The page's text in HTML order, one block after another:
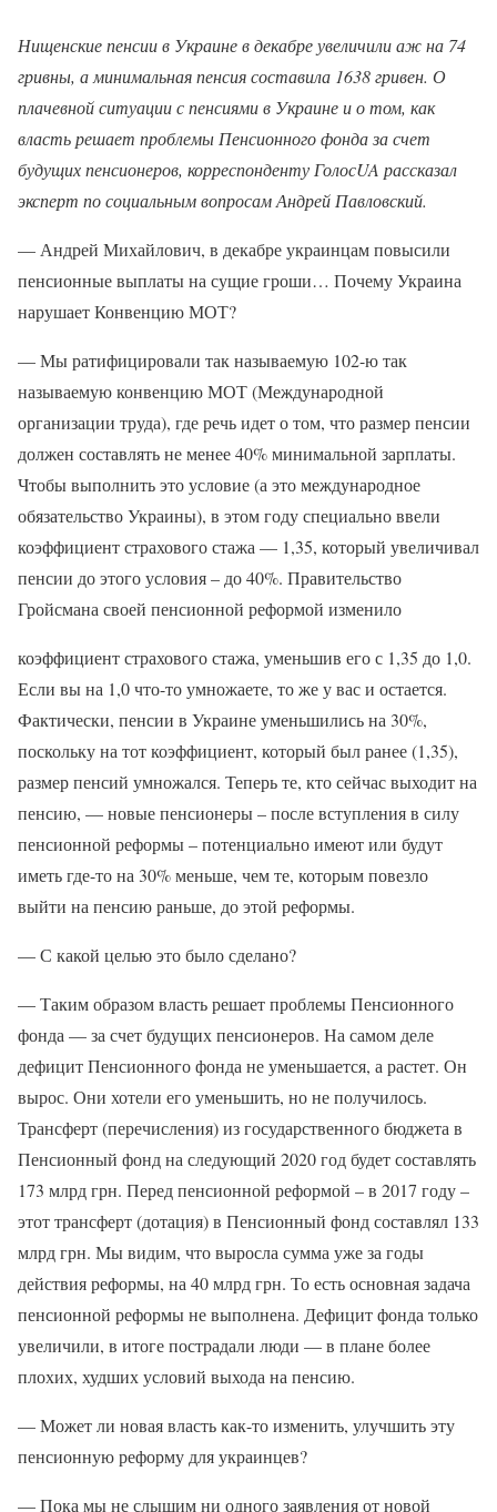
Нищенские пенсии в Украине в декабре увеличили аж на 74
гривны, а минимальная пенсия составила 1638 гривен. О
плачевной ситуации с пенсиями в Украине и о том, как
власть решает проблемы Пенсионного фонда за счет
будущих пенсионеров, корреспонденту ГолосUA рассказал
эксперт по социальным вопросам Андрей Павловский.
— Андрей Михайлович, в декабре украинцам повысили
пенсионные выплаты на сущие гроши… Почему Украина
нарушает Конвенцию МОТ?
— Мы ратифицировали так называемую 102-ю так
называемую конвенцию МОТ (Международной
организации труда), где речь идет о том, что размер пенсии
должен составлять не менее 40% минимальной зарплаты.
Чтобы выполнить это условие (а это международное
обязательство Украины), в этом году специально ввели
коэффициент страхового стажа — 1,35, который увеличивал
пенсии до этого условия – до 40%. Правительство
Гройсмана своей пенсионной реформой изменило
коэффициент страхового стажа, уменьшив его с 1,35 до 1,0.
Если вы на 1,0 что-то умножаете, то же у вас и остается.
Фактически, пенсии в Украине уменьшились на 30%,
поскольку на тот коэффициент, который был ранее (1,35),
размер пенсий умножался. Теперь те, кто сейчас выходит на
пенсию, — новые пенсионеры – после вступления в силу
пенсионной реформы – потенциально имеют или будут
иметь где-то на 30% меньше, чем те, которым повезло
выйти на пенсию раньше, до этой реформы.
— С какой целью это было сделано?
— Таким образом власть решает проблемы Пенсионного
фонда — за счет будущих пенсионеров. На самом деле
дефицит Пенсионного фонда не уменьшается, а растет. Он
вырос. Они хотели его уменьшить, но не получилось.
Трансферт (перечисления) из государственного бюджета в
Пенсионный фонд на следующий 2020 год будет составлять
173 млрд грн. Перед пенсионной реформой – в 2017 году –
этот трансферт (дотация) в Пенсионный фонд составлял 133
млрд грн. Мы видим, что выросла сумма уже за годы
действия реформы, на 40 млрд грн. То есть основная задача
пенсионной реформы не выполнена. Дефицит фонда только
увеличили, в итоге пострадали люди — в плане более
плохих, худших условий выхода на пенсию.
— Может ли новая власть как-то изменить, улучшить эту
пенсионную реформу для украинцев?
— Пока мы не слышим ни одного заявления от новой